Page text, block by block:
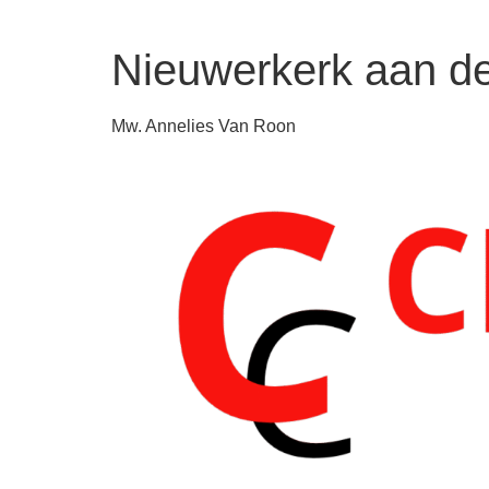
Nieuwerkerk aan
Mw. Annelies Van Roon